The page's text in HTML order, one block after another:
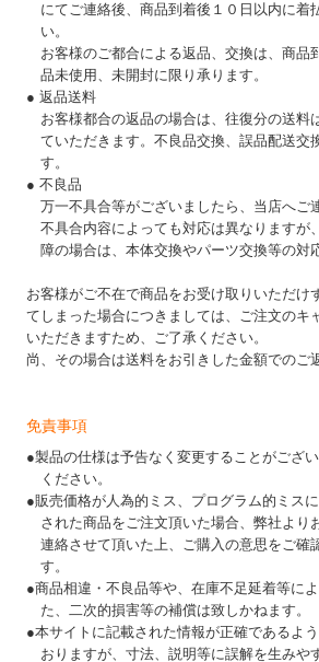
にてご連絡後、商品到着後１０日以内に着
い。
お客様のご都合による返品、交換は、商品
品未使用、未開封に限り承ります。
● 返品送料
お客様都合の返品の場合は、往復分の送料
ていただきます。不良品交換、誤品配送交
す。
● 不良品
万一不具合等がございましたら、当店へご
不具合内容によっても対応は異なりますが
障の場合は、本体交換やパーツ交換等の対
お客様がご不在で商品をお受け取りいただけ
てしまった場合につきましては、ご注文のキ
いただきますため、ご了承ください。
尚、その場合は送料をお引きした金額でのご
免責事項
●製品の仕様は予告なく変更することがござ
ください。
●販売価格が人為的ミス、プログラム的ミス
された商品をご注文頂いた場合、弊社より
連絡させて頂いた上、ご購入の意思をご確
す。
●商品相違・不良品等や、在庫不足延着等に
た、二次的損害等の補償は致しかねます。
●本サイトに記載された情報が正確であるよ
おりますが、寸法、説明等に誤解を生みや